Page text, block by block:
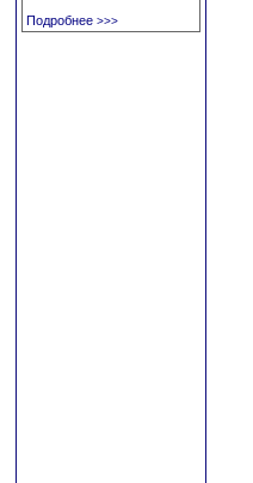
Подробнее >>>